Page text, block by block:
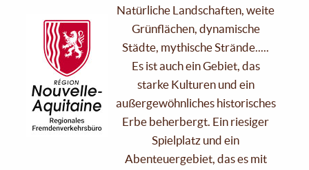
Natürliche Landschaften, weite
Grünflächen, dynamische
Städte, mythische Strände.....
Es ist auch ein Gebiet, das
starke Kulturen und ein
außergewöhnliches historisches
Erbe beherbergt. Ein riesiger
Spielplatz und ein
Abenteuergebiet, das es mit